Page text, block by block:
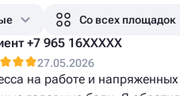
Со всех площадок
+7 965 16XXXXX
27.05.2026
на работе и